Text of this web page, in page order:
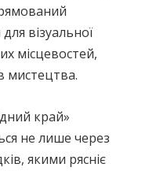
візуальної
місцевостей,
мистецтва.
край»
не лише через
якими рясніє